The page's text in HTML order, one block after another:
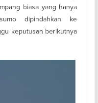
biasa yang hanya
dipindahkan ke
keputusan berikutnya